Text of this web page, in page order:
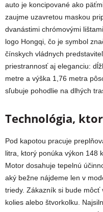
auto je koncipované ako
zaujme uzavretou maskou
dvanástimi chrómovými
logo Hongqi, čo je symbol
čínskych vládnych
priestrannosť aj eleganciu:
metre a výška 1,76 metra
sľubuje pohodlie na dlhých
Technológia,
Pod kapotou pracuje
litra, ktorý ponúka výkon 148
Motor dosahuje tepelnú
aký bežne nájdeme len v
triedy. Zákazník si bude
kolies alebo štvorkolku.